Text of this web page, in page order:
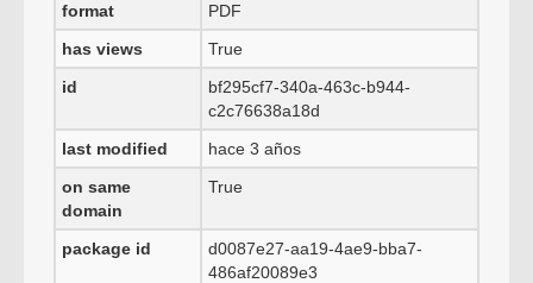
format
PDF
has views
True
id
bf295cf7-340a-463c-b944-
c2c76638a18d
last modified
hace 3 años
on same
domain
True
package id
d0087e27-aa19-4ae9-bba7-
486af20089e3